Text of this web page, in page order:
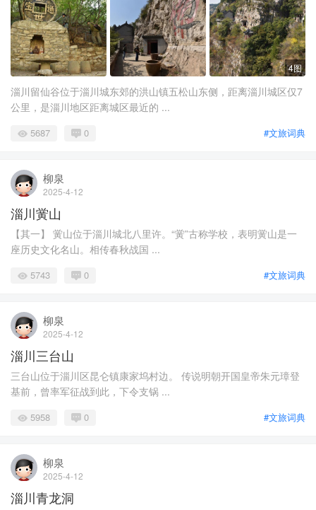
4图
淄川留仙谷位于淄川城东郊的洪山镇五松山东侧，距离淄川城区仅7
公里，是淄川地区距离城区最近的 ...
#文旅词典
5687 0
柳泉
2025-4-12
淄川黉山
【其一】 黉山位于淄川城北八里许。“黉”古称学校，表明黉山是一
座历史文化名山。相传春秋战国 ...
#文旅词典
5743 0
柳泉
2025-4-12
淄川三台山
三台山位于淄川区昆仑镇康家坞村边。 传说明朝开国皇帝朱元璋登
基前，曾率军征战到此，下令支锅 ...
#文旅词典
5958 0
柳泉
2025-4-12
淄川青龙洞